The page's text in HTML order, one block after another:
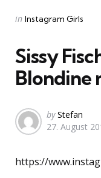
Categories
Posted
in Instagram Girls
Sissy
Blondine
Posted
by
by Stefan
27. August
https://